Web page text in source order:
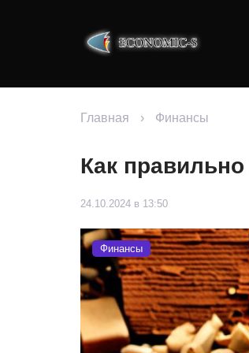
Главная › Финансы
Как
24.10.2024 в 13:50
Финансы